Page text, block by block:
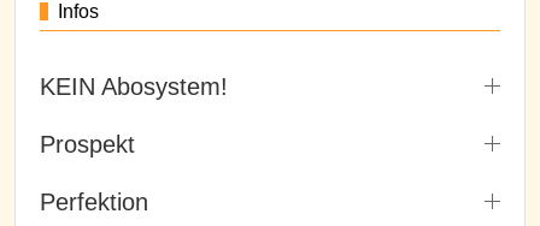
Infos
KEIN Abosystem!
Prospekt
Perfektion